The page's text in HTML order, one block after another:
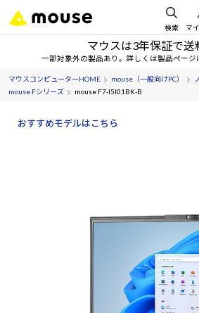
検索 マ
マウスは3年保証で送
一部対象外の製品あり。詳しくは製品ページ
マウスコンピューターHOME mouse（一般向けPC）
mouse Fシリーズ
mouse F7-I5I01BK-B
おすすめモデルはこちら